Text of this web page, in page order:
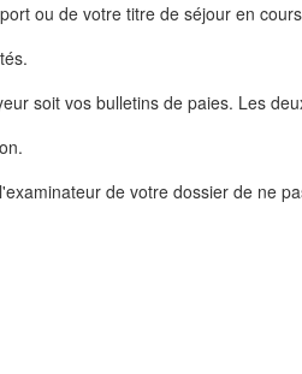
ou de votre titre de séjour en
soit vos bulletins de paies. Les
de votre dossier de ne